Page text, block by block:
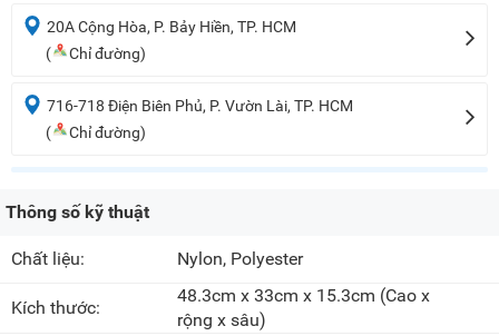
20A Cộng Hòa, P. Bảy Hiền, TP. HCM
(
Chỉ đường)
716-718 Điện Biên Phủ, P. Vườn Lài, TP. HCM
(
Chỉ đường)
Thông số kỹ thuật
Chất liệu: Nylon, Polyester
Kích thước:
48.3cm x 33cm x 15.3cm (Cao x
rộng x sâu)